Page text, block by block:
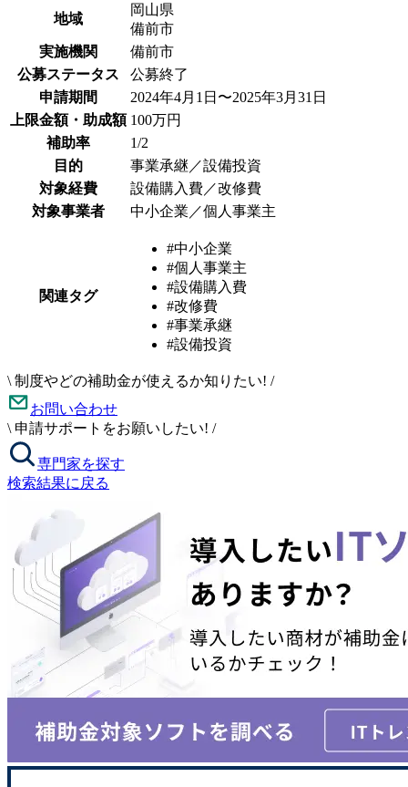
地域
岡山県
備前市
実施機関
備前市
公募ステータス
公募終了
申請期間
2024年4月1日〜2025年3月31日
上限金額・助成額 100万円
補助率
1/2
目的
事業承継／設備投資
対象経費
設備購入費／改修費
対象事業者
中小企業／個人事業主
関連タグ
#中小企業
#個人事業主
#設備購入費
#改修費
#事業承継
#設備投資
\ 制度やどの補助金が使えるか知りたい! /
お問い合わせ
\ 申請サポートをお願いしたい! /
専門家を探す
検索結果に戻る